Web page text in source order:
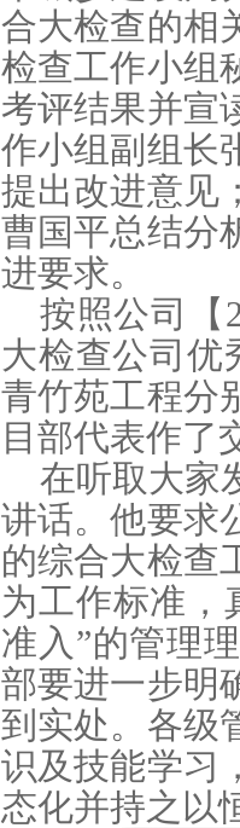
合大检查的相
检查工作小组
考评结果并宣
作小组副组长
提出改进意见
曹国平总结分
进要求。
按照公司【
大检查公司优
青竹苑工程分
目部代表作了
在听取大家
讲话。他要求
的综合大检查
为工作标准，
准入”的管理
部要进一步明
到实处。各级
识及技能学习
态化并持之以